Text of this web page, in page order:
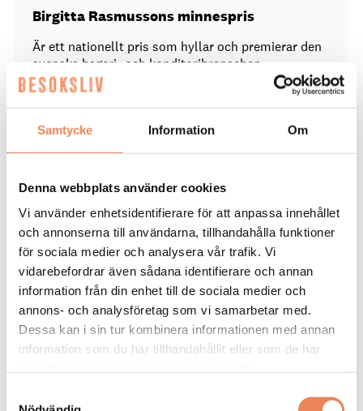
Samtycke Information Om
Denna webbplats använder cookies
Vi använder enhetsidentifierare för att anpassa innehållet
och annonserna till användarna, tillhandahålla funktioner
för sociala medier och analysera vår trafik. Vi
vidarebefordrar även sådana identifierare och annan
information från din enhet till de sociala medier och
annons- och analysföretag som vi samarbetar med.
Dessa kan i sin tur kombinera informationen med annan
information som du har tillhandahållit eller som de har
Birgitta Rasmussons minnespris
Är ett nationellt pris som hyllar och premierar den
svenska bageri- och konditoribranschen.
Priset delas ut av Västra Gastronomiska Akademien.
Vinnaren utses i september.
Taggar
FALKENBERG KAFÉBRANSCHEN
AI-robotar: En framtid med